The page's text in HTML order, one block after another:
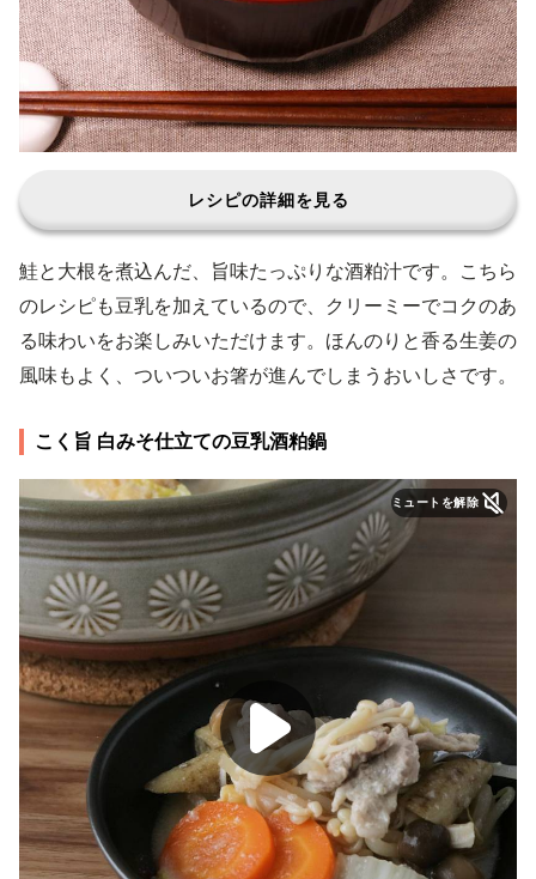
レシピの詳細を見る
鮭と大根を煮込んだ、旨味たっぷりな酒粕汁です。こちら
のレシピも豆乳を加えているので、クリーミーでコクのあ
る味わいをお楽しみいただけます。ほんのりと香る生姜の
風味もよく、ついついお箸が進んでしまうおいしさです。
こく旨 白みそ仕立ての豆乳酒粕鍋
ミュートを解除